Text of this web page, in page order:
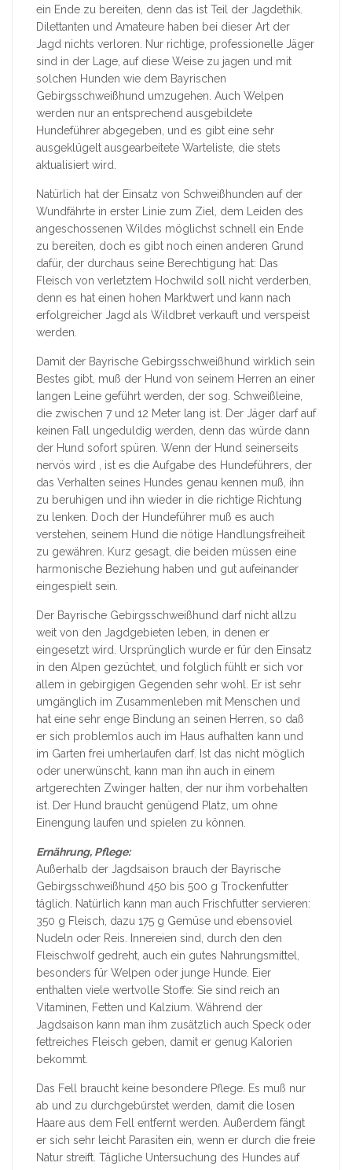
ein Ende zu bereiten, denn das ist Teil der Jagdethik.
Dilettanten und Amateure haben bei dieser Art der
Jagd nichts verloren. Nur richtige, professionelle Jäger
sind in der Lage, auf diese Weise zu jagen und mit
solchen Hunden wie dem Bayrischen
Gebirgsschweißhund umzugehen. Auch Welpen
werden nur an entsprechend ausgebildete
Hundeführer abgegeben, und es gibt eine sehr
ausgeklügelt ausgearbeitete Warteliste, die stets
aktualisiert wird.
Natürlich hat der Einsatz von Schweißhunden auf der
Wundfährte in erster Linie zum Ziel, dem Leiden des
angeschossenen Wildes möglichst schnell ein Ende
zu bereiten, doch es gibt noch einen anderen Grund
dafür, der durchaus seine Berechtigung hat: Das
Fleisch von verletztem Hochwild soll nicht verderben,
denn es hat einen hohen Marktwert und kann nach
erfolgreicher Jagd als Wildbret verkauft und verspeist
werden.
Damit der Bayrische Gebirgsschweißhund wirklich sein
Bestes gibt, muß der Hund von seinem Herren an einer
langen Leine geführt werden, der sog. Schweißleine,
die zwischen 7 und 12 Meter lang ist. Der Jäger darf auf
keinen Fall ungeduldig werden, denn das würde dann
der Hund sofort spüren. Wenn der Hund seinerseits
nervös wird , ist es die Aufgabe des Hundeführers, der
das Verhalten seines Hundes genau kennen muß, ihn
zu beruhigen und ihn wieder in die richtige Richtung
zu lenken. Doch der Hundeführer muß es auch
verstehen, seinem Hund die nötige Handlungsfreiheit
zu gewähren. Kurz gesagt, die beiden müssen eine
harmonische Beziehung haben und gut aufeinander
eingespielt sein.
Der Bayrische Gebirgsschweißhund darf nicht allzu
weit von den Jagdgebieten leben, in denen er
eingesetzt wird. Ursprünglich wurde er für den Einsatz
in den Alpen gezüchtet, und folglich fühlt er sich vor
allem in gebirgigen Gegenden sehr wohl. Er ist sehr
umgänglich im Zusammenleben mit Menschen und
hat eine sehr enge Bindung an seinen Herren, so daß
er sich problemlos auch im Haus aufhalten kann und
im Garten frei umherlaufen darf. Ist das nicht möglich
oder unerwünscht, kann man ihn auch in einem
artgerechten Zwinger halten, der nur ihm vorbehalten
ist. Der Hund braucht genügend Platz, um ohne
Einengung laufen und spielen zu können.
Ernährung, Pflege:
Außerhalb der Jagdsaison brauch der Bayrische
Gebirgsschweißhund 450 bis 500 g Trockenfutter
täglich. Natürlich kann man auch Frischfutter servieren:
350 g Fleisch, dazu 175 g Gemüse und ebensoviel
Nudeln oder Reis. Innereien sind, durch den den
Fleischwolf gedreht, auch ein gutes Nahrungsmittel,
besonders für Welpen oder junge Hunde. Eier
enthalten viele wertvolle Stoffe: Sie sind reich an
Vitaminen, Fetten und Kalzium. Während der
Jagdsaison kann man ihm zusätzlich auch Speck oder
fettreiches Fleisch geben, damit er genug Kalorien
bekommt.
Das Fell braucht keine besondere Pflege. Es muß nur
ab und zu durchgebürstet werden, damit die losen
Haare aus dem Fell entfernt werden. Außerdem fängt
er sich sehr leicht Parasiten ein, wenn er durch die freie
Natur streift. Tägliche Untersuchung des Hundes auf